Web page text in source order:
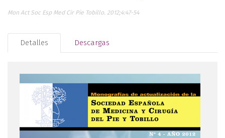
Mon Act Soc Esp Med Cir Pie Tobillo. 2012;4:47-54
Detalles Descargas